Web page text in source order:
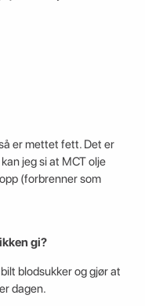
er mettet fett. Det er
jeg si at MCT olje
(forbrenner som
gi?
blodsukker og gjør at
dagen.